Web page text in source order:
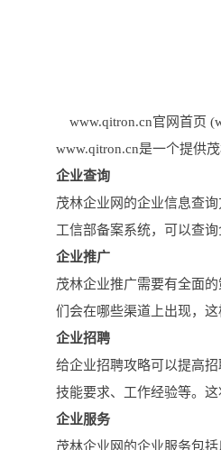
www.qitron.cn官网首页
www.qitron.cn是一个提供
企业查询
茂林企业网的企业信息查
工信部备案系统，可以查
企业推广
茂林企业推广需要有全面
们会在哪些渠道上出现，
企业招聘
给企业招聘攻略可以提高
技能要求、工作经验等。
企业服务
茂林企业网的企业服务包